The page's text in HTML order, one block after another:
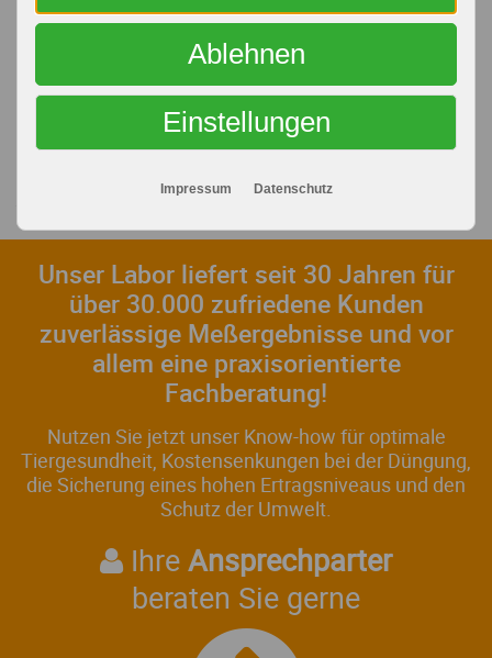
Sie haben noch Fragen? Kontaktieren Sie uns per E-
Mail oder telefonisch:
Ansprechpartner
Unser Labor liefert seit 30 Jahren für
über 30.000 zufriedene Kunden
zuverlässige Meßergebnisse und vor
allem eine praxisorientierte
Fachberatung!
Nutzen Sie jetzt unser Know-how für optimale
Tiergesundheit, Kostensenkungen bei der Düngung,
die Sicherung eines hohen Ertragsniveaus und den
Schutz der Umwelt.
IhreAnsprechparter
beraten Sie gerne
Ablehnen
Einstellungen
Impressum Datenschutz